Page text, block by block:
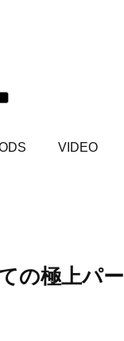
VIDEO
の極上パー